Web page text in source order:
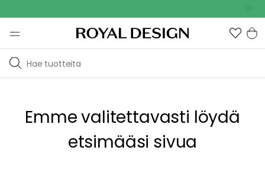
Emme valitettavasti löydä
etsimääsi sivua